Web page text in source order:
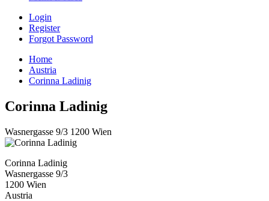
Login
Register
Forgot Password
Home
Austria
Corinna Ladinig
Corinna Ladinig
Wasnergasse 9/3 1200 Wien
Corinna Ladinig
Wasnergasse 9/3
1200 Wien
Austria